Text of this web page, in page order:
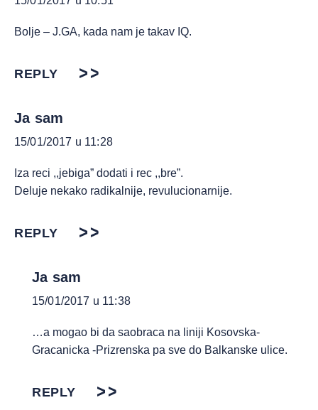
Bolje – J.GA, kada nam je takav IQ.
REPLY
Ja sam
15/01/2017 u 11:28
Iza reci ,,jebiga” dodati i rec ,,bre”.
Deluje nekako radikalnije, revulucionarnije.
REPLY
Ja sam
15/01/2017 u 11:38
…a mogao bi da saobraca na liniji Kosovska-
Gracanicka -Prizrenska pa sve do Balkanske ulice.
REPLY